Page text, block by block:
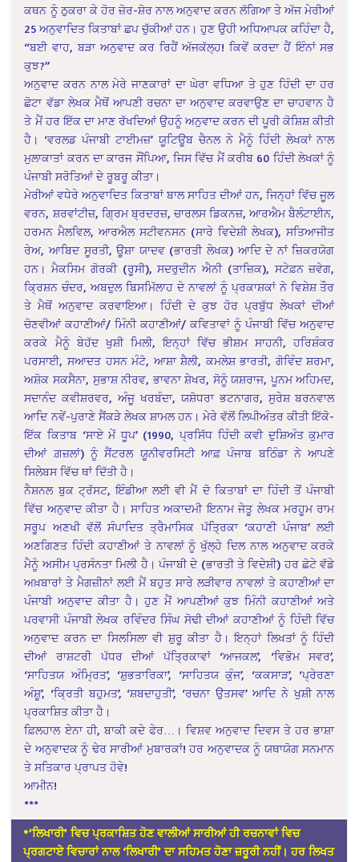
ਕਥਨ ਨੂੰ ਠੁਕਰਾ ਕੇ ਹੋਰ ਜ਼ੋਰ-ਸ਼ੋਰ ਨਾਲ ਅਨੁਵਾਦ ਕਰਨ ਲੱਗਿਆ ਤੇ ਅੱਜ ਮੇਰੀਆਂ
25 ਅਨੁਵਾਦਿਤ ਕਿਤਾਬਾਂ ਛਪ ਚੁੱਕੀਆਂ ਹਨ। ਹੁਣ ਉਹੀ ਅਧਿਆਪਕ ਕਹਿੰਦਾ ਹੈ,
“ਬਈ ਵਾਹ, ਬੜਾ ਅਨੁਵਾਦ ਕਰ ਰਿਹੈਂ ਅੱਜਕੱਲ੍ਹ! ਕਿਵੇਂ ਕਰਦਾ ਹੈਂ ਇੰਨਾਂ ਸਭ
ਕੁਝ?”
ਅਨੁਵਾਦ ਕਰਨ ਨਾਲ ਮੇਰੇ ਜਾਣਕਾਰਾਂ ਦਾ ਘੇਰਾ ਵਧਿਆ ਤੇ ਹੁਣ ਹਿੰਦੀ ਦਾ ਹਰ
ਛੋਟਾ ਵੱਡਾ ਲੇਖਕ ਮੈਥੋਂ ਆਪਣੀ ਰਚਨਾ ਦ‍ਾ ਅਨੁਵਾਦ ਕਰਵਾਉਣ ਦਾ ਚਾਹਵਾਨ ਹੈ
ਤੇ ਮੈਂ ਹਰ ਇੱਕ ਦਾ ਮਾਣ ਰੱਖਦਿਆਂ ਉਹਨੂੰ ਅਨੁਵਾਦ ਕਰਨ ਦੀ ਪੂਰੀ ਕੋਸ਼ਿਸ਼ ਕੀਤੀ
ਹੈ। ‘ਵਰਲਡ ਪੰਜਾਬੀ ਟਾਈਮਜ਼’ ਯੂਟਿਊਬ ਚੈਨਲ ਨੇ ਮੈਨੂੰ ਹਿੰਦੀ ਲੇਖਕਾਂ ਨਾਲ
ਮੁਲਾਕਾਤਾਂ ਕਰਨ ਦਾ ਕਾਰਜ ਸੌਂਪਿਆ, ਜਿਸ ਵਿੱਚ ਮੈਂ ਕਰੀਬ 60 ਹਿੰਦੀ ਲੇਖਕਾਂ ਨੂੰ
ਪੰਜਾਬੀ ਸਰੋਤਿਆਂ ਦੇ ਰੂਬਰੂ ਕੀਤਾ।
ਮੇਰੀਆਂ ਵਧੇਰੇ ਅਨੁਵਾਦਿਤ ਕਿਤਾਬਾਂ ਬਾਲ ਸਾਹਿਤ ਦੀਆਂ ਹਨ, ਜਿਨ੍ਹਾਂ ਵਿੱਚ ਜੂਲ
ਵਰਨ, ਸ਼ਰਵਾਂਟੀਜ਼, ਗ੍ਰਿਮ ਬ੍ਰਦਰਜ਼, ਚਾਰਲਸ ਡਿਕਨਜ਼, ਆਰਐਮ ਬੈਲੰਟਾਈਨ,
ਹਰਮਨ ਮੈਲਵਿਲ, ਆਰਐਲ ਸਟੀਵਨਸਨ (ਸਾਰੇ ਵਿਦੇਸ਼ੀ ਲੇਖਕ), ਸਤਿਆਜੀਤ
ਰੇਅ, ਆਬਿਦ ਸੂਰਤੀ, ਊਸ਼ਾ ਯਾਦਵ (ਭਾਰਤੀ ਲੇਖਕ) ਆਦਿ ਦੇ ਨਾਂ ਜ਼ਿਕਰਯੋਗ
ਹਨ। ਮੈਕਸਿਮ ਗੋਰਕੀ (ਰੂਸੀ), ਸਦਰੁਦੀਨ ਐਨੀ (ਤਾਜ਼ਿਕ), ਸਟੇਫ਼ਨ ਜ਼ਵੇਗ,
ਕ੍ਰਿਸ਼ਨ ਚੰਦਰ, ਅਬਦੁਲ ਬਿਸਮਿੱਲਾਹ ਦੇ ਨਾਵਲਾਂ ਨੂੰ ਪ੍ਰਕਾਸ਼ਕਾਂ ਨੇ ਵਿਸ਼ੇਸ਼ ਤੌਰ
ਤੇ ਮੈਥੋਂ ਅਨੁਵਾਦ ਕਰਵਾਇਆ। ਹਿੰਦੀ ਦੇ ਕੁਝ ਹੋਰ ਪ੍ਰਬੁੱਧ ਲੇਖਕਾਂ ਦੀਆਂ
ਚੋਣਵੀਆਂ ਕਹਾਣੀਆਂ/ ਮਿੰਨੀ ਕਹਾਣੀਆਂ/ ਕਵਿਤਾਵਾਂ ਨੂੰ ਪੰਜਾਬੀ ਵਿੱਚ ਅਨੁਵਾਦ
ਕਰਕੇ ਮੈਨੂੰ ਬੇਹੱਦ ਖੁਸ਼ੀ ਮਿਲੀ, ਇਨ੍ਹਾਂ ਵਿੱਚ ਭੀਸ਼ਮ ਸਾਹਨੀ, ਹਰਿਸ਼ੰਕਰ
ਪਰਸਾਈ, ਸਆਦਤ ਹਸਨ ਮੰਟੋ, ਆਸ਼ਾ ਸ਼ੈਲੀ, ਕਮਲੇਸ਼ ਭਾਰਤੀ, ਗੋਵਿੰਦ ਸ਼ਰਮਾ,
ਅਸ਼ੋਕ ਸਕਸੈਨਾ, ਸੁਭਾਸ਼ ਨੀਰਵ, ਭਾਵਨਾ ਸ਼ੇਖਰ, ਸੋਨੂੰ ਯਸ਼ਰਾਜ, ਪੂਨਮ ਅਹਿਮਦ,
ਸਦਾਨੰਦ ਕਵੀਸ਼ਰਵਰ, ਅੰਜੂ ਖਰਬੰਦਾ, ਯਸ਼ੋਧਰਾ ਭਟਨਾਗਰ, ਸੁਰੇਸ਼ ਬਰਨਵਾਲ
ਆਦਿ ਨਵੇਂ-ਪੁਰਾਣੇ ਸੈਂਕੜੇ ਲੇਖਕ ਸ਼ਾਮਲ ਹਨ। ਮੇਰੇ ਵੱਲੋਂ ਲਿਪੀਅੰਤਰ ਕੀਤੀ ਇੱਕੋ-
ਇੱਕ ਕਿਤਾਬ ‘ਸਾਏ ਮੇਂ ਧੂਪ’ (1990, ਪ੍ਰਸਿੱਧ ਹਿੰਦੀ ਕਵੀ ਦੁਸ਼ਿਅੰਤ ਕੁਮਾਰ
ਦੀਆਂ ਗ਼ਜ਼ਲਾਂ) ਨੂੰ ਸੈਂਟਰਲ ਯੂਨੀਵਰਸਿਟੀ ਆਫ਼ ਪੰਜਾਬ ਬਠਿੰਡਾ ਨੇ ਆਪਣੇ
ਸਿਲੇਬਸ ਵਿੱਚ ਥਾਂ ਦਿੱਤੀ ਹੈ।
ਨੈਸ਼ਨਲ ਬੁਕ ਟ੍ਰੱਸਟ, ਇੰਡੀਆ ਲਈ ਵੀ ਮੈਂ ਦੋ ਕਿਤਾਬਾਂ ਦਾ ਹਿੰਦੀ ਤੋਂ ਪੰਜਾਬੀ
ਵਿੱਚ ਅਨੁਵਾਦ ਕੀਤਾ ਹੈ। ਸਾਹਿਤ ਅਕਾਦਮੀ ਇਨਾਮ ਜੇਤੂ ਲੇਖਕ ਮਰਹੂਮ ਰਾਮ
ਸਰੂਪ ਅਣਖੀ ਵੱਲੋਂ ਸੰਪਾਦਿਤ ਤ੍ਰੈਮਾਸਿਕ ਪੱਤ੍ਰਿਕਾ ‘ਕਹਾਣੀ ਪੰਜਾਬ’ ਲਈ
ਅਣਗਿਣਤ ਹਿੰਦੀ ਕਹਾਣੀਆਂ ਤੇ ਨਾਵਲਾਂ ਨੂੰ ਖੁੱਲ੍ਹੇ ਦਿਲ ਨਾਲ ਅਨੁਵਾਦ ਕਰਕੇ
ਮੈਨੂੰ ਅਸੀਮ ਪ੍ਰਸੰਨਤਾ ਮਿਲੀ ਹੈ। ਪੰਜਾਬੀ ਦੇ (ਭਾਰਤੀ ਤੇ ਵਿਦੇਸ਼ੀ) ਹਰ ਛੋਟੇ ਵੱਡੇ
ਅਖ਼ਬਾਰਾਂ ਤੇ ਮੈਗਜ਼ੀਨਾਂ ਲਈ ਮੈਂ ਬਹੁਤ ਸਾਰੇ ਲੜੀਵਾਰ ਨਾਵਲਾਂ ਤੇ ਕਹਾਣੀਆਂ ਦਾ
ਪੰਜਾਬੀ ਅਨੁਵਾਦ ਕੀਤਾ ਹੈ। ਹੁਣ ਮੈਂ ਆਪਣੀਆਂ ਕੁਝ ਮਿੰਨੀ ਕਹਾਣੀਆਂ ਅਤੇ
ਪਰਵਾਸੀ ਪੰਜਾਬੀ ਲੇਖਕ ਰਵਿੰਦਰ ਸਿੰਘ ਸੋਢੀ ਦੀਆਂ ਕਹਾਣੀਆਂ ਨੂੰ ਹਿੰਦੀ ਵਿੱਚ
ਅਨੁਵਾਦ ਕਰਨ ਦਾ ਸਿਲਸਿਲਾ ਵੀ ਸ਼ੁਰੂ ਕੀਤਾ ਹੈ। ਇਨ੍ਹਾਂ ਲਿਖਤਾਂ ਨੂੰ ਹਿੰਦੀ
ਦੀਆਂ ਰਾਸ਼ਟਰੀ ਪੱਧਰ ਦੀਆਂ ਪੱਤ੍ਰਿਕਾਵਾਂ ‘ਆਜਕਲ’, ‘ਵਿਭੋਮ ਸਵਰ’,
‘ਸਾਹਿਤਯ ਅੰਮ੍ਰਿਤ’, ‘ਸ਼ੁਭਤਾਰਿਕਾ’, ‘ਸਾਹਿਤਯ ਕੁੰਜ’, ‘ਕਕਸਾੜ’, ‘ਪ੍ਰੇਰਣਾ
ਅੰਸ਼ੂ’, ‘ਕ੍ਰਿਤੀ ਬਹੁਮਤ’, ‘ਸ਼ਬਦਾਹੁਤੀ’, ‘ਰਚਨਾ ਉਤਸਵ’ ਆਦਿ ਨੇ ਖੁਸ਼ੀ ਨਾਲ
ਪ੍ਰਕਾਸ਼ਿਤ ਕੀਤਾ ਹੈ।
ਫ਼ਿਲਹਾਲ ਏਨਾ ਹੀ, ਬਾਕੀ ਕਦੇ ਫੇਰ…। ਵਿਸ਼ਵ ਅਨੁਵਾਦ ਦਿਵਸ ਤੇ ਹਰ ਭਾਸ਼ਾ
ਦੇ ਅਨੁਵਾਦਕ ਨੂੰ ਢੇਰ ਸਾਰੀਆਂ ਮੁਬਾਰਕਾਂ! ਹਰ ਅਨੁਵਾਦਕ ਨੂੰ ਯਥਾਯੋਗ ਸਨਮਾਨ
ਤੇ ਸਤਿਕਾਰ ਪ੍ਰਾਪਤ ਹੋਵੇ!
ਆਮੀਨ!
***
*’ਲਿਖਾਰੀ’ ਵਿਚ ਪ੍ਰਕਾਸ਼ਿਤ ਹੋਣ ਵਾਲੀਆਂ ਸਾਰੀਆਂ ਹੀ ਰਚਨਾਵਾਂ ਵਿਚ
ਪ੍ਰਗਟਾਏ ਵਿਚਾਰਾਂ ਨਾਲ ‘ਲਿਖਾਰੀ’ ਦਾ ਸਹਿਮਤ ਹੋਣਾ ਜ਼ਰੂਰੀ ਨਹੀਂ। ਹਰ ਲਿਖਤ